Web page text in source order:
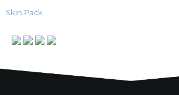
Skin Pack